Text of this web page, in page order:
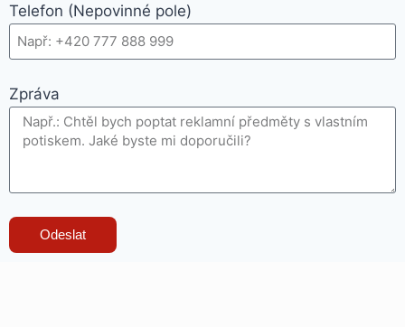
Telefon (Nepovinné pole)
Zpráva
Odeslat